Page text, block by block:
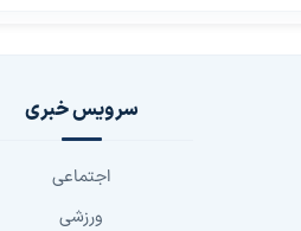
سرویس خبری
اجتماعی
ورزشی